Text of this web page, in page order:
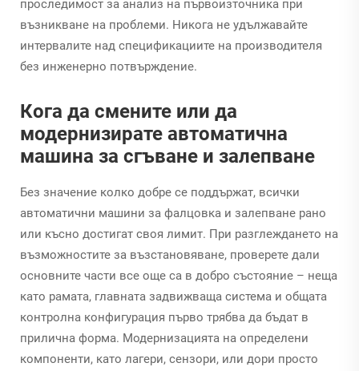
проследимост за анализ на първоизточника при
възникване на проблеми. Никога не удължавайте
интервалите над спецификациите на производителя
без инженерно потвърждение.
Кога да смените или да
модернизирате автоматична
машина за сгъване и залепване
Без значение колко добре се поддържат, всички
автоматични машини за фалцовка и залепване рано
или късно достигат своя лимит. При разглеждането на
възможностите за възстановяване, проверете дали
основните части все още са в добро състояние – неща
като рамата, главната задвижваща система и общата
контролна конфигурация първо трябва да бъдат в
прилична форма. Модернизацията на определени
компоненти, като лагери, сензори, или дори просто